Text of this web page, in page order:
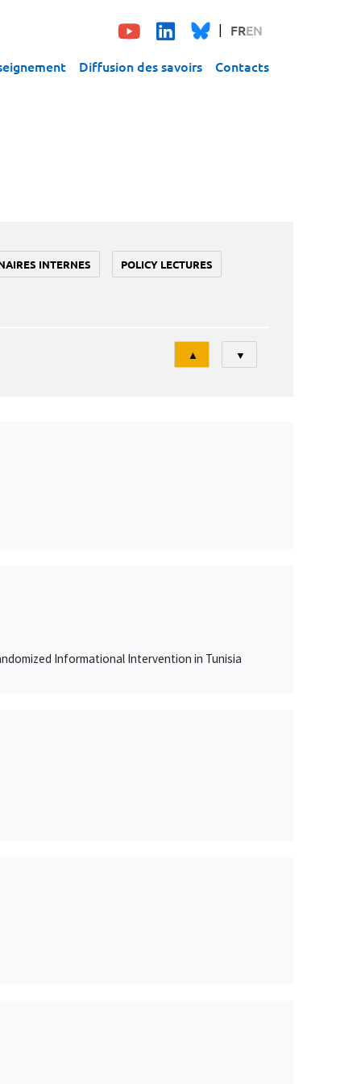
FREN
Diffusion des savoirs Contacts
INTERNES POLICY LECTURES
Tri
▲ ▼
Informational Intervention in Tunisia